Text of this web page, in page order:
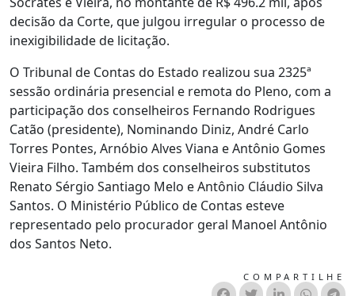
decisão da Corte, que julgou irregular o processo de
inexigibilidade de licitação.
O Tribunal de Contas do Estado realizou sua 2325ª
sessão ordinária presencial e remota do Pleno, com a
participação dos conselheiros Fernando Rodrigues
Catão (presidente), Nominando Diniz, André Carlo
Torres Pontes, Arnóbio Alves Viana e Antônio Gomes
Vieira Filho. Também dos conselheiros substitutos
Renato Sérgio Santiago Melo e Antônio Cláudio Silva
Santos. O Ministério Público de Contas esteve
representado pelo procurador geral Manoel Antônio
dos Santos Neto.
COMPARTILHE